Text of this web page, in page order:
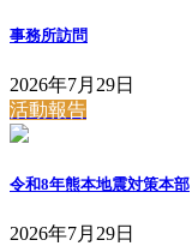
事務所訪問
2026年7月29日
活動報告
令和8年熊本地震対策本部
2026年7月29日